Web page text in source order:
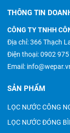
THÔNG TIN
CÔNG TY TNHH
Địa chỉ: 366 Thạch
Điện thoại:0902 975
Email:
SẢN PHẨM
LỌC NƯỚC CÔNG
LỌC NƯỚC ĐÓNG